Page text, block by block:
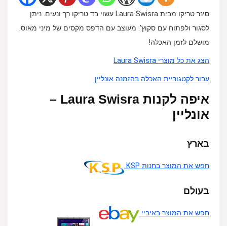
סינר טריקו מבית Laura Swisra עשוי בד טריקו רך ונעים. ניתן
לסגור ולפתוח עם סקוץ'. מעוצב עם הדפס מקסים של מיני מאוס.
מושלם לזמן האכלה!
הצג את כל מוצרי Laura Swisra
עבור לקטגוריית האכלה בהזמנה אונליין
איפה לקנות Laura Swisra –
אונליין
בארץ
חפש את המוצר בחנות KSP
בעולם
חפש את המוצר באיביי